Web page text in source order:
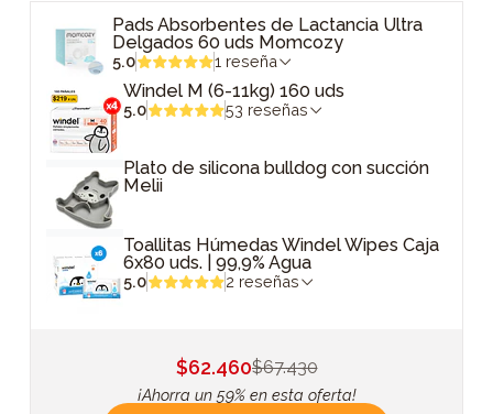
Pads Absorbentes de Lactancia Ultra
Delgados 60 uds Momcozy
5.0 1 reseña
Windel M (6-11kg) 160 uds
5.0 53 reseñas
Plato de silicona bulldog con succión
Melii
Toallitas Húmedas Windel Wipes Caja
6x80 uds. | 99,9% Agua
5.0 2 reseñas
$62.460$67.430
¡Ahorra un 59% en esta oferta!